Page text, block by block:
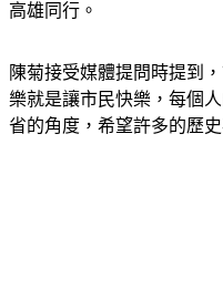
高雄同行。
陳菊接受媒體提問時提到
樂就是讓市民快樂，每個
省的角度，希望許多的歷